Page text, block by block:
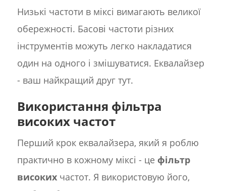
Низькі частоти в міксі вимагають великої
обережності. Басові частоти різних
інструментів можуть легко накладатися
один на одного і змішуватися. Еквалайзер
- ваш найкращий друг тут.
Використання фільтра
високих частот
Перший крок еквалайзера, який я роблю
практично в кожному міксі - це фільтр
високихчастот. Я використовую його,